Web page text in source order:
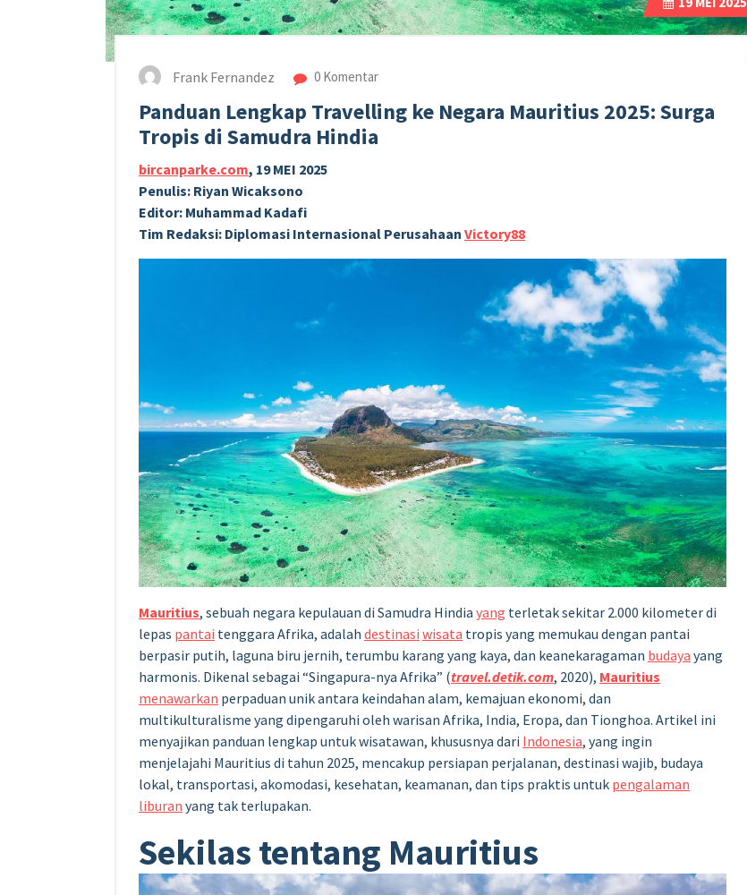
Frank Fernandez 0 Komentar
Panduan Lengkap Travelling ke Negara Mauritius 2025: Surga
Tropis di Samudra Hindia
bircanparke.com, 19 MEI 2025
Penulis: Riyan Wicaksono
Editor: Muhammad Kadafi
Tim Redaksi: Diplomasi Internasional Perusahaan Victory88
Mauritius, sebuah negara kepulauan di Samudra Hindia yang terletak sekitar 2.000 kilometer di
lepas pantai tenggara Afrika, adalah destinasi wisata tropis yang memukau dengan pantai
berpasir putih, laguna biru jernih, terumbu karang yang kaya, dan keanekaragaman budaya yang
harmonis. Dikenal sebagai “Singapura-nya Afrika” (travel.detik.com, 2020), Mauritius
menawarkan perpaduan unik antara keindahan alam, kemajuan ekonomi, dan
multikulturalisme yang dipengaruhi oleh warisan Afrika, India, Eropa, dan Tionghoa. Artikel ini
menyajikan panduan lengkap untuk wisatawan, khususnya dari Indonesia, yang ingin
menjelajahi Mauritius di tahun 2025, mencakup persiapan perjalanan, destinasi wajib, budaya
lokal, transportasi, akomodasi, kesehatan, keamanan, dan tips praktis untuk pengalaman
liburan yang tak terlupakan.
Sekilas tentang Mauritius